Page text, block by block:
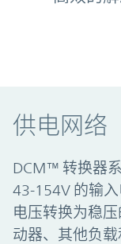
供电网络
DCM™ 转换器
43-154V 的输
电压转换为稳
动器、其他负